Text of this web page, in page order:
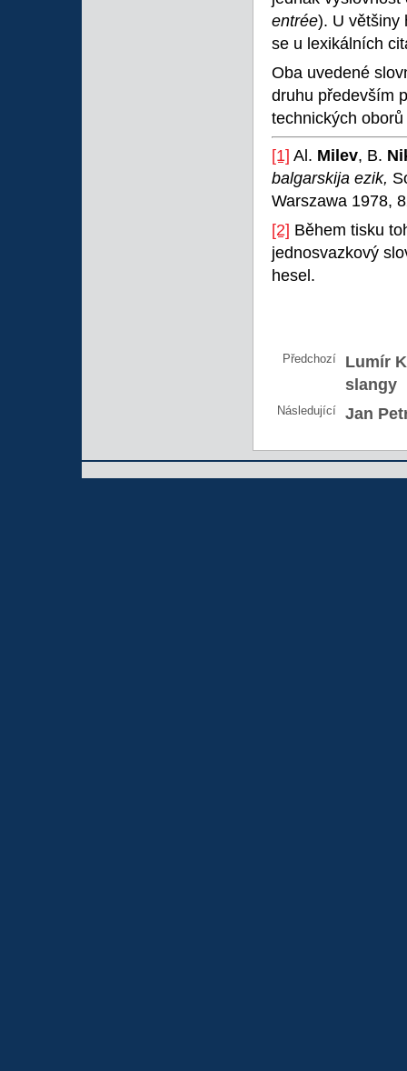
entrée). U většiny
se u lexikálních
Oba uvedené
druhu především
technických
[1] Al. Milev, B.
balgarskija ezik,
Warszawa 1978,
[2] Během tisku
jednosvazkový
hesel.
Předchozí
Lumír
slangy
Následující Jan